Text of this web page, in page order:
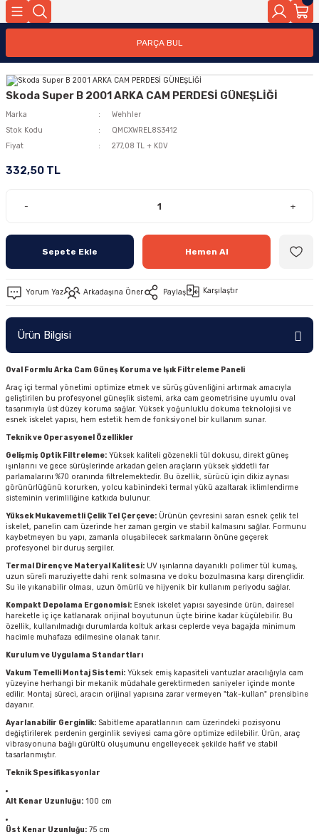
PARÇA BUL
Skoda Super B 2001 ARKA CAM PERDESİ GÜNEŞLİĞİ
Marka
Wehhler
Stok Kodu
QMCXWREL8S3412
Fiyat
277,08 TL + KDV
332,50 TL
- +
Sepete Ekle Hemen Al
Yorum Yaz Arkadaşına Öner Paylaş Karşılaştır
Ürün Bilgisi
Oval Formlu Arka Cam Güneş Koruma ve Işık Filtreleme Paneli
Araç içi termal yönetimi optimize etmek ve sürüş güvenliğini artırmak amacıyla
geliştirilen bu profesyonel güneşlik sistemi, arka cam geometrisine uyumlu oval
tasarımıyla üst düzey koruma sağlar. Yüksek yoğunluklu dokuma teknolojisi ve
esnek iskelet yapısı, hem estetik hem de fonksiyonel bir kullanım sunar.
Teknik ve Operasyonel Özellikler
Gelişmiş Optik Filtreleme: Yüksek kaliteli gözenekli tül dokusu, direkt güneş
ışınlarını ve gece sürüşlerinde arkadan gelen araçların yüksek şiddetli far
parlamalarını %70 oranında filtrelemektedir. Bu özellik, sürücü için dikiz aynası
görünürlüğünü korurken, yolcu kabinindeki termal yükü azaltarak iklimlendirme
sisteminin verimliliğine katkıda bulunur.
Yüksek Mukavemetli Çelik Tel Çerçeve: Ürünün çevresini saran esnek çelik tel
iskelet, panelin cam üzerinde her zaman gergin ve stabil kalmasını sağlar. Formunu
kaybetmeyen bu yapı, zamanla oluşabilecek sarkmaların önüne geçerek
profesyonel bir duruş sergiler.
Termal Direnç ve Materyal Kalitesi: UV ışınlarına dayanıklı polimer tül kumaş,
uzun süreli maruziyette dahi renk solmasına ve doku bozulmasına karşı dirençlidir.
Su ile yıkanabilir olması, uzun ömürlü ve hijyenik bir kullanım periyodu sağlar.
Kompakt Depolama Ergonomisi: Esnek iskelet yapısı sayesinde ürün, dairesel
hareketle iç içe katlanarak orijinal boyutunun üçte birine kadar küçülebilir. Bu
özellik, kullanılmadığı durumlarda koltuk arkası ceplerde veya bagajda minimum
hacimle muhafaza edilmesine olanak tanır.
Kurulum ve Uygulama Standartları
Vakum Temelli Montaj Sistemi: Yüksek emiş kapasiteli vantuzlar aracılığıyla cam
yüzeyine herhangi bir mekanik müdahale gerektirmeden saniyeler içinde monte
edilir. Montaj süreci, aracın orijinal yapısına zarar vermeyen "tak-kullan" prensibine
dayanır.
Ayarlanabilir Gerginlik: Sabitleme aparatlarının cam üzerindeki pozisyonu
değiştirilerek perdenin gerginlik seviyesi cama göre optimize edilebilir. Ürün, araç
vibrasyonuna bağlı gürültü oluşumunu engelleyecek şekilde hafif ve stabil
tasarlanmıştır.
Teknik Spesifikasyonlar
Alt Kenar Uzunluğu: 100 cm
Üst Kenar Uzunluğu: 75 cm